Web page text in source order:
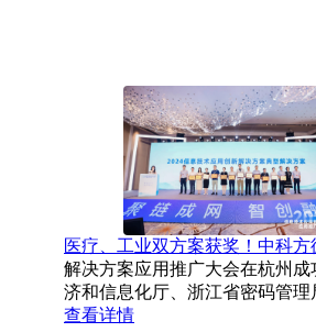
医疗、工业双方案获奖！中科
解决方案应用推广大会在杭州
济和信息化厅、浙江省密码管
查看详情